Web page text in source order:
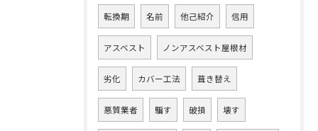
転換期 名前 他己紹介 信用
アスベスト ノンアスベスト屋根材
劣化 カバー工法 葺き替え
悪質業者 騙す 破損 壊す